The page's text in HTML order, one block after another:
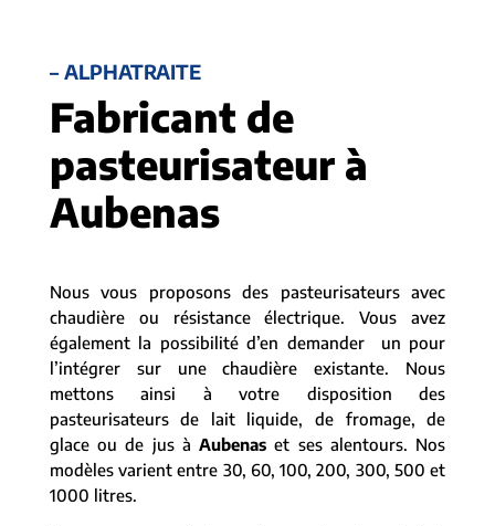
– ALPHATRAITE
Fabricant de
pasteurisateur à
Aubenas
Nous vous proposons des pasteurisateurs avec
chaudière ou résistance électrique. Vous avez
également la possibilité d’en demander un pour
l’intégrer sur une chaudière existante. Nous
mettons ainsi à votre disposition des
pasteurisateurs de lait liquide, de fromage, de
glace ou de jus àAubenas et ses alentours. Nos
modèles varient entre 30, 60, 100, 200, 300, 500 et
1000 litres.